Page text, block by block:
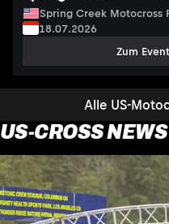
Alle US-
Spring Creek Motocross
18.07.2026
Zum Event
US-CROSS NEWS